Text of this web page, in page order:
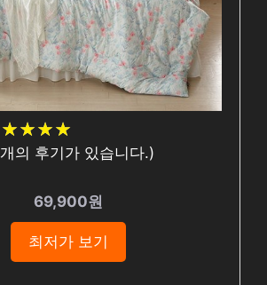
★★★★
★★★★
개의 후기가 있습니다.)
69,900원
최저가 보기